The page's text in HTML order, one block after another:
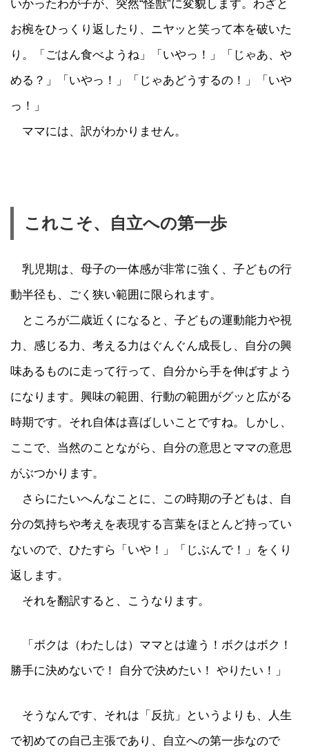
いかったわが子が、突然“怪獣”に変貌します。わざと
お椀をひっくり返したり、ニヤッと笑って本を破いた
り。「ごはん食べようね」「いやっ！」「じゃあ、や
める？」「いやっ！」「じゃあどうするの！」「いや
っ！」
ママには、訳がわかりません。
これこそ、自立への第一歩
乳児期は、母子の一体感が非常に強く、子どもの行
動半径も、ごく狭い範囲に限られます。
ところが二歳近くになると、子どもの運動能力や視
力、感じる力、考える力はぐんぐん成長し、自分の興
味あるものに走って行って、自分から手を伸ばすよう
になります。興味の範囲、行動の範囲がグッと広がる
時期です。それ自体は喜ばしいことですね。しかし、
ここで、当然のことながら、自分の意思とママの意思
がぶつかります。
さらにたいへんなことに、この時期の子どもは、自
分の気持ちや考えを表現する言葉をほとんど持ってい
ないので、ひたすら「いや！」「じぶんで！」をくり
返します。
それを翻訳すると、こうなります。
「ボクは（わたしは）ママとは違う！ボクはボク！
勝手に決めないで！ 自分で決めたい！ やりたい！」
そうなんです、それは「反抗」というよりも、人生
で初めての自己主張であり、自立への第一歩なので